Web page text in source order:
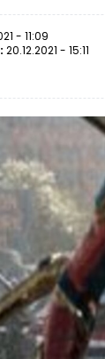
- 11:09
20.12.2021 - 15:11